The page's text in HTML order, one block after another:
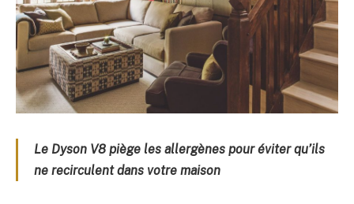
Le Dyson V8 piège les allergènes pour éviter qu’ils
ne recirculent dans votre maison